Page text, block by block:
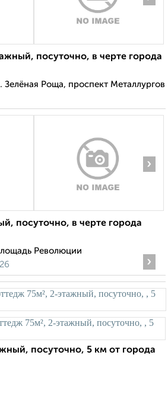
посуточно, в черте города
Роща, проспект Металлургов
›
посуточно, в черте города
Революции
›
посуточно, 5 км от города